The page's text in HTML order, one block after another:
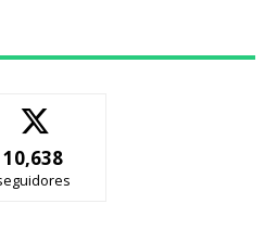
10,638